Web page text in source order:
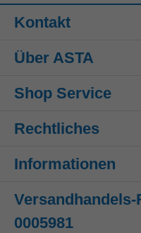
Kontakt
Über ASTA
Shop Service
Rechtliches
Informationen
Versandhandels-
0005981